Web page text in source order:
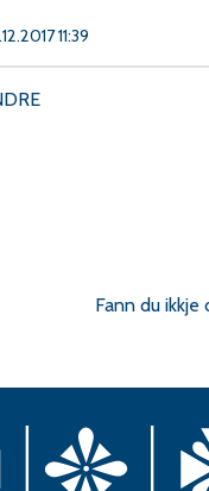
11:39
Fann du